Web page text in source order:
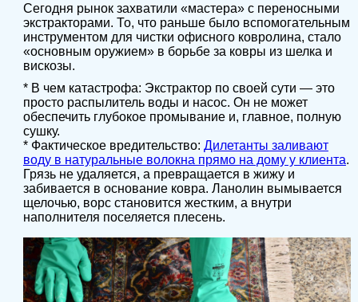
Сегодня рынок захватили «мастера» с переносными
экстракторами. То, что раньше было вспомогательным
инструментом для чистки офисного ковролина, стало
«основным оружием» в борьбе за ковры из шелка и
вискозы.
* В чем катастрофа: Экстрактор по своей сути — это
просто распылитель воды и насос. Он не может
обеспечить глубокое промывание и, главное, полную
сушку.
* Фактическое вредительство: Дилетанты заливают
воду в натуральные волокна прямо на дому у клиента.
Грязь не удаляется, а превращается в жижу и
забивается в основание ковра. Ланолин вымывается
щелочью, ворс становится жестким, а внутри
наполнителя поселяется плесень.